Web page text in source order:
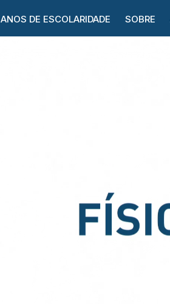
ANOS DE ESCOLARIDADE SOBRE